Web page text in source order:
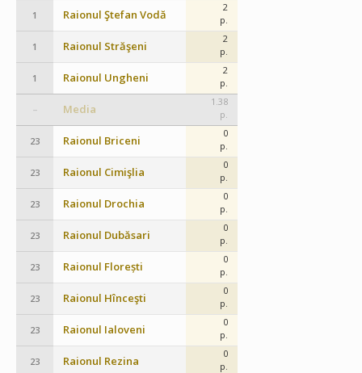
1 Raionul Ştefan Vodă
2
p.
1 Raionul Străşeni
2
p.
1 Raionul Ungheni
2
p.
– Media
1.38
p.
23 Raionul Briceni
0
p.
23 Raionul Cimişlia
0
p.
23 Raionul Drochia
0
p.
23 Raionul Dubăsari
0
p.
23 Raionul Florești
0
p.
23 Raionul Hînceşti
0
p.
23 Raionul Ialoveni
0
p.
23 Raionul Rezina
0
p.